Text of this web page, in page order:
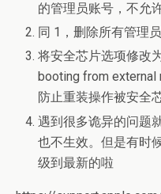
的管理员账号，不允
同 1，删除所有管理
将安全芯片选项修改
booting from external
防止重装操作被安全
遇到很多诡异的问题
也不生效。但是有时
级到最新的啦